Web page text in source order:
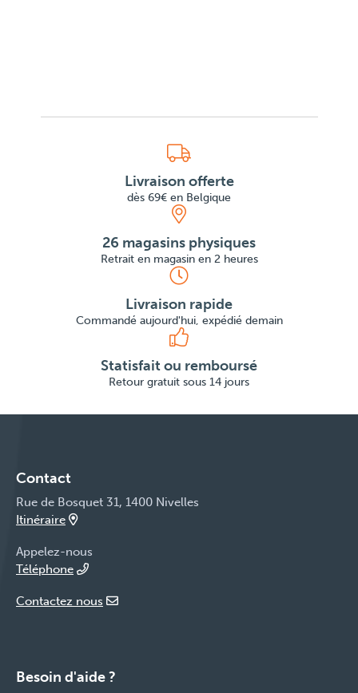
Livraison offerte
dès 69€ en Belgique
26 magasins physiques
Retrait en magasin en 2 heures
Livraison rapide
Commandé aujourd'hui, expédié demain
Statisfait ou remboursé
Retour gratuit sous 14 jours
Contact
Rue de Bosquet 31, 1400 Nivelles
Itinéraire
Appelez-nous
Téléphone
Contactez nous
Besoin d'aide ?